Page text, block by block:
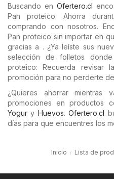
Buscando enOfertero.cl
Pan proteico. Ahorra
comprando con nosotros.
Pan proteico sin importar en
gracias a . ¿Ya leíste sus
selección de folletos
proteico: Recuerda revisar
promoción para no perderte
¿Quieres ahorrar mientras
promociones en productos
Yogur y Huevos.Ofertero.cl
días para que encuentres los
Inicio Lista de